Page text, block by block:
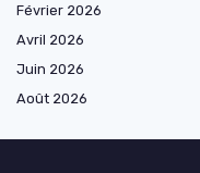
Février 2026
Avril 2026
Juin 2026
Août 2026